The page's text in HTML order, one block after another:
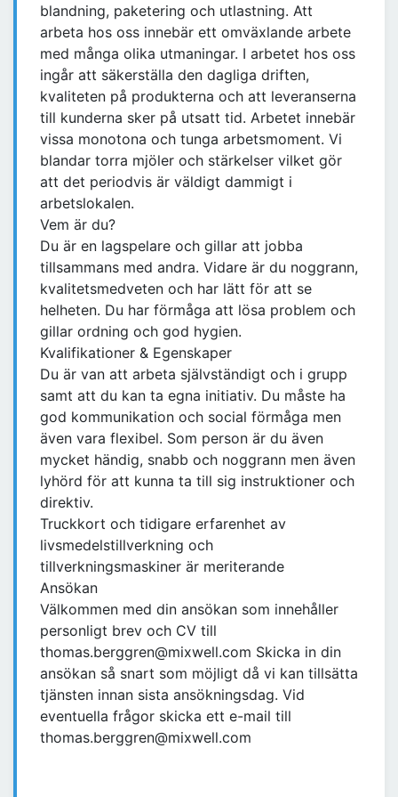
blandning, paketering och utlastning. Att
arbeta hos oss innebär ett omväxlande arbete
med många olika utmaningar. I arbetet hos oss
ingår att säkerställa den dagliga driften,
kvaliteten på produkterna och att leveranserna
till kunderna sker på utsatt tid. Arbetet innebär
vissa monotona och tunga arbetsmoment. Vi
blandar torra mjöler och stärkelser vilket gör
att det periodvis är väldigt dammigt i
arbetslokalen.
Vem är du?
Du är en lagspelare och gillar att jobba
tillsammans med andra. Vidare är du noggrann,
kvalitetsmedveten och har lätt för att se
helheten. Du har förmåga att lösa problem och
gillar ordning och god hygien.
Kvalifikationer & Egenskaper
Du är van att arbeta självständigt och i grupp
samt att du kan ta egna initiativ. Du måste ha
god kommunikation och social förmåga men
även vara flexibel. Som person är du även
mycket händig, snabb och noggrann men även
lyhörd för att kunna ta till sig instruktioner och
direktiv.
Truckkort och tidigare erfarenhet av
livsmedelstillverkning och
tillverkningsmaskiner är meriterande
Ansökan
Välkommen med din ansökan som innehåller
personligt brev och CV till
thomas.berggren@mixwell.com Skicka in din
ansökan så snart som möjligt då vi kan tillsätta
tjänsten innan sista ansökningsdag. Vid
eventuella frågor skicka ett e-mail till
thomas.berggren@mixwell.com